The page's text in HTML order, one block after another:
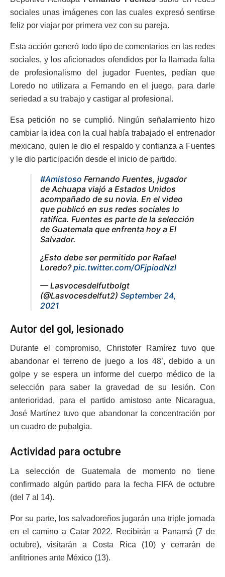
sociales unas imágenes con las cuales expresó sentirse
feliz por viajar por primera vez con su pareja.
Esta acción generó todo tipo de comentarios en las redes
sociales, y los aficionados ofendidos por la llamada falta
de profesionalismo del jugador Fuentes, pedían que
Loredo no utilizara a Fernando en el juego, para darle
seriedad a su trabajo y castigar al profesional.
Esa petición no se cumplió. Ningún señalamiento hizo
cambiar la idea con la cual había trabajado el entrenador
mexicano, quien le dio el respaldo y confianza a Fuentes
y le dio participación desde el inicio de partido.
#Amistoso Fernando Fuentes, jugador
de Achuapa viajó a Estados Unidos
acompañado de su novia. En el video
que publicó en sus redes sociales lo
ratifica. Fuentes es parte de la selección
de Guatemala que enfrenta hoy a El
Salvador.
¿Esto debe ser permitido por Rafael
Loredo?pic.twitter.com/OFjpiodNzl
— Lasvocesdelfutbolgt
(@Lasvocesdelfut2) September 24,
2021
Autor del gol, lesionado
Durante el compromiso, Christofer Ramírez tuvo que
abandonar el terreno de juego a los 48’, debido a un
golpe y se espera un informe del cuerpo médico de la
selección para saber la gravedad de su lesión. Con
anterioridad, para el partido amistoso ante Nicaragua,
José Martínez tuvo que abandonar la concentración por
un cuadro de pubalgia.
Actividad para octubre
La selección de Guatemala de momento no tiene
confirmado algún partido para la fecha FIFA de octubre
(del 7 al 14).
Por su parte, los salvadoreños jugarán una triple jornada
en el camino a Catar 2022. Recibirán a Panamá (7 de
octubre), visitarán a Costa Rica (10) y cerrarán de
anfitriones ante México (13).